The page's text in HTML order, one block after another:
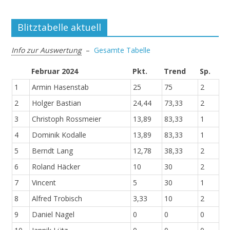
Blitztabelle aktuell
Info zur Auswertung–Gesamte Tabelle
Februar 2024 Pkt. Trend
Sp.
1
Armin Hasenstab 25 75
2
2
Holger Bastian 24,44 73,33
2
3
Christoph Rossmeier 13,89 83,33
1
4
Dominik Kodalle 13,89 83,33
1
5
Berndt Lang 12,78 38,33
2
6
Roland Häcker 10 30
2
7
Vincent 5 30
1
8
Alfred Trobisch 3,33 10
2
9
Daniel Nagel 0 0
0